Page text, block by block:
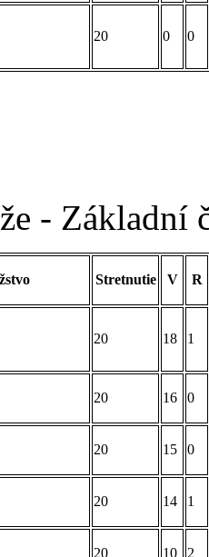
20 0 0
- Základní
Stretnutie V R
20 18 1
20 16 0
20 15 0
20 14 1
20 10 2